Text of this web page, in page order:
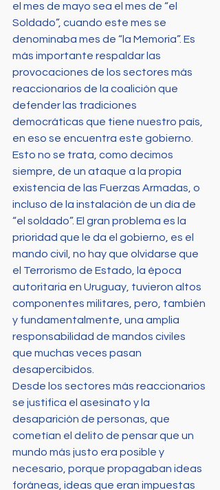
el mes de mayo sea el mes de “el
Soldado”, cuando este mes se
denominaba mes de “la Memoria”. Es
más importante respaldar las
provocaciones de los sectores más
reaccionarios de la coalición que
defender las tradiciones
democráticas que tiene nuestro país,
en eso se encuentra este gobierno.
Esto no se trata, como decimos
siempre, de un ataque a la propia
existencia de las Fuerzas Armadas, o
incluso de la instalación de un día de
“el soldado”. El gran problema es la
prioridad que le da el gobierno, es el
mando civil, no hay que olvidarse que
el Terrorismo de Estado, la época
autoritaria en Uruguay, tuvieron altos
componentes militares, pero, también
y fundamentalmente, una amplia
responsabilidad de mandos civiles
que muchas veces pasan
desapercibidos.
Desde los sectores más reaccionarios
se justifica el asesinato y la
desaparición de personas, que
cometían el delito de pensar que un
mundo más justo era posible y
necesario, porque propagaban ideas
foráneas, ideas que eran impuestas